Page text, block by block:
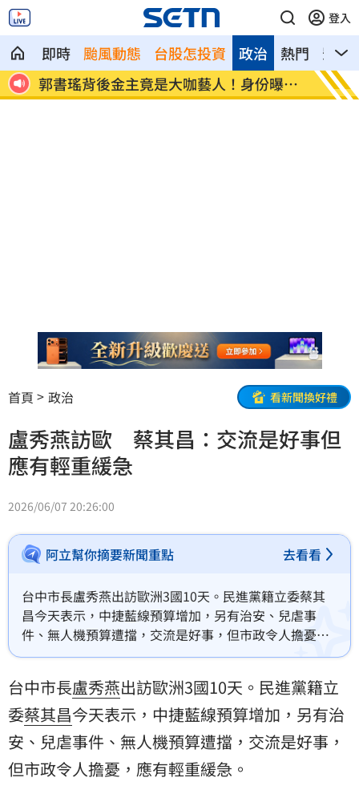
登入
即時 颱風動態 台股怎投資 熱門 影音
政治
忍
郭書瑤背後金主竟是大咖藝人！身份曝光
了
女律
深
首頁 政治 看新聞換好禮
盧秀燕訪歐 蔡其昌：交流是好事但
應有輕重緩急
2026/06/07 20:26:00
阿立幫你摘要新聞重點 去看看
台中市長盧秀燕出訪歐洲3國10天。民進黨籍立委蔡其
昌今天表示，中捷藍線預算增加，另有治安、兒虐事
件、無人機預算遭擋，交流是好事，但市政令人擔憂，
應有輕重緩急。
台中市長盧秀燕出訪歐洲3國10天。民進黨籍立
委蔡其昌今天表示，中捷藍線預算增加，另有治
安、兒虐事件、無人機預算遭擋，交流是好事，
但市政令人擔憂，應有輕重緩急。